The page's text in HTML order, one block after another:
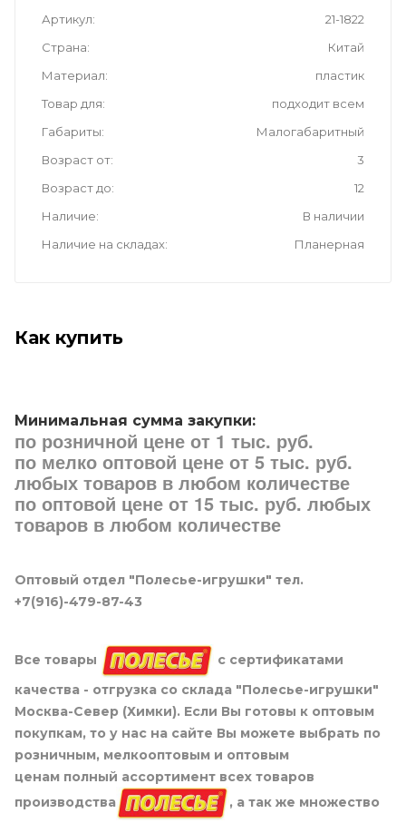
Артикул
21-1822
Страна
Китай
Материал
пластик
Товар для
подходит всем
Габариты
Малогабаритный
Возраст от
3
Возраст до
12
Наличие
В наличии
Наличие на складах
Планерная
Как купить
Минимальная сумма закупки:
по розничной цене от 1 тыс. руб.
по мелко оптовой цене от 5 тыс. руб.
любых товаров в любом количестве
по оптовой цене от 15 тыс. руб. любых
товаров в любом количестве
Оптовый отдел "Полесье-игрушки" тел.
+7(916)-479-87-43
Все товары
с сертификатами
качества - отгрузка со склада "Полесье-игрушки"
Москва-Север (Химки). Если Вы готовы к оптовым
покупкам, то у нас на сайте Вы можете выбрать по
розничным, мелкооптовым и оптовым
ценам полный ассортимент всех товаров
производства
, а так же множество